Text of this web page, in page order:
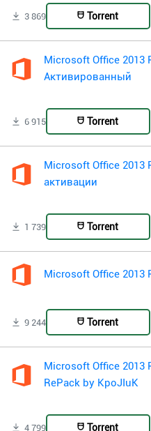
3 869 Torrent
Microsoft Office 2013
Активированный
6 915 Torrent
Microsoft Office
активации
1 739 Torrent
Microsoft Office
9 244 Torrent
Microsoft Office 2013
RePack by KpoJIuK
4 799 Torrent